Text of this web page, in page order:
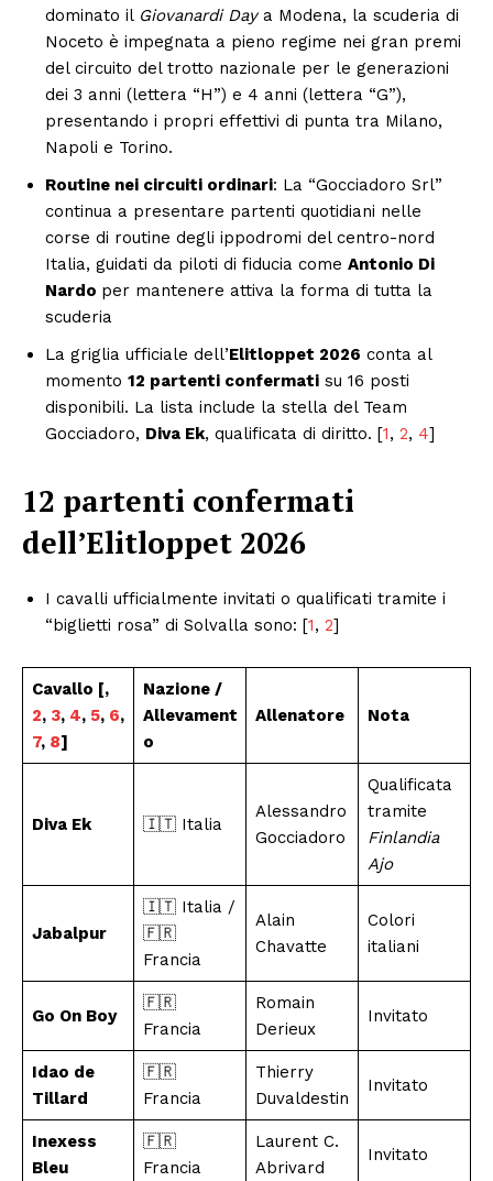
dominato il Giovanardi Daya Modena, la scuderia di
Noceto è impegnata a pieno regime nei gran premi
del circuito del trotto nazionale per le generazioni
dei 3 anni (lettera “H”) e 4 anni (lettera “G”),
presentando i propri effettivi di punta tra Milano,
Napoli e Torino.
Routine nei circuiti ordinari: La “Gocciadoro Srl”
continua a presentare partenti quotidiani nelle
corse di routine degli ippodromi del centro-nord
Italia, guidati da piloti di fiducia come Antonio Di
Nardo per mantenere attiva la forma di tutta la
scuderia
La griglia ufficiale dell’Elitloppet 2026 conta al
momento 12 partenti confermati su 16 posti
disponibili. La lista include la stella del Team
Gocciadoro, Diva Ek, qualificata di diritto. [1, 2, 4]
12 partenti confermati
dell’Elitloppet 2026
I cavalli ufficialmente invitati o qualificati tramite i
“biglietti rosa” di Solvalla sono: [1, 2]
Cavallo [,
2, 3, 4, 5, 6,
7, 8]
Nazione /
Allevament
o
Allenatore Nota
Diva Ek 🇮🇹 Italia
Alessandro
Gocciadoro
Qualificata
tramite
Finlandia
Ajo
Jabalpur
🇮🇹 Italia /
🇫🇷
Francia
Alain
Chavatte
Colori
italiani
Go On Boy
🇫🇷
Francia
Romain
Derieux
Invitato
Idao de
Tillard
🇫🇷
Francia
Thierry
Duvaldestin
Invitato
Inexess
Bleu
🇫🇷
Francia
Laurent C.
Abrivard
Invitato